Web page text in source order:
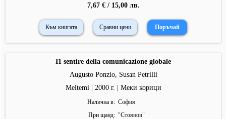
7,67 € / 15,00 лв.
Към книгата Сравни цени
I1 sentire della comunicazione globale
Augusto Ponzio, Susan Petrilli
Meltemi | 2000 г. | Меки корици
Налична в
София
При щанд
"Стоянов"